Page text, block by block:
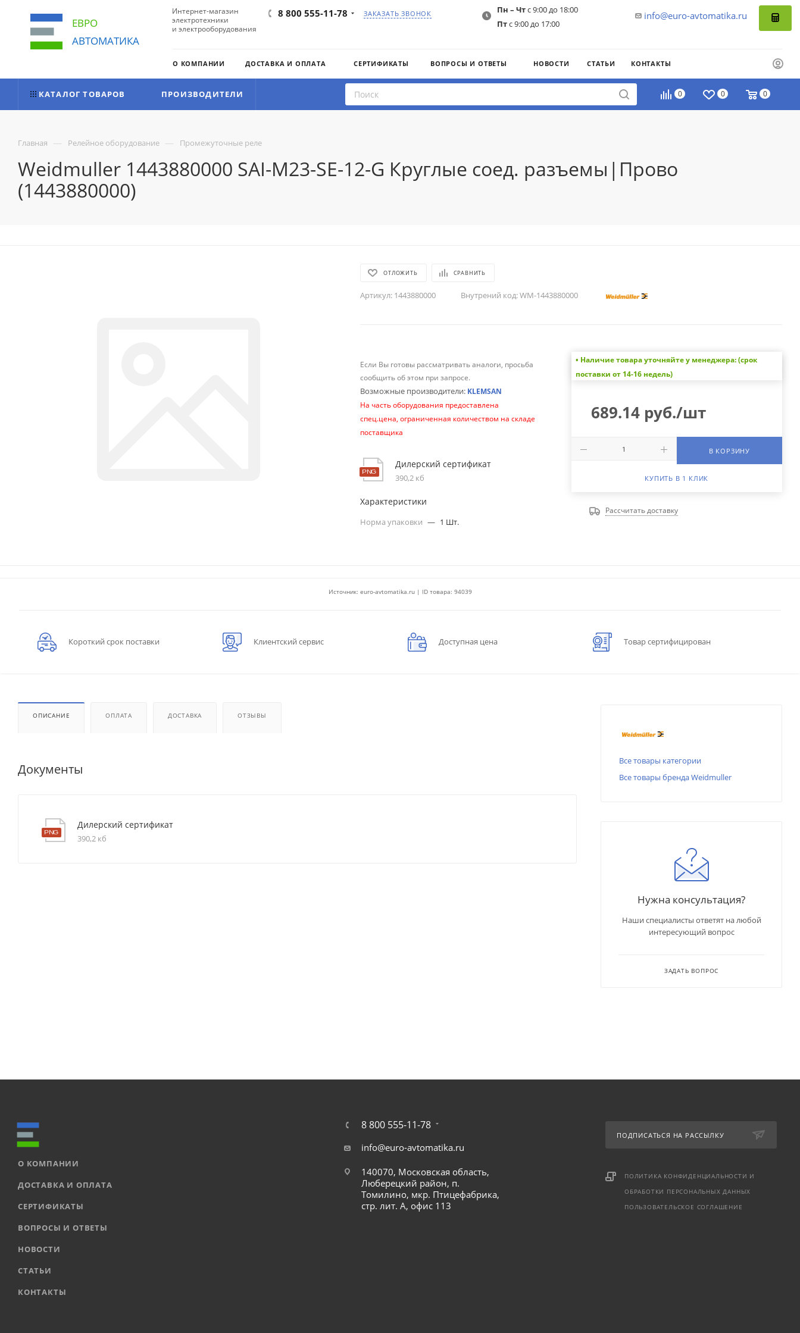
ЕВРО
АВТОМАТИКА
Интернет-магазин
электротехники
и электрооборудования
8 800 555-11-78 ЗАКАЗАТЬ ЗВОНОК info@euro-avtomatika.ru
Пн – Чтс 9:00 до 18:00
Птс 9:00 до 17:00
О КОМПАНИИ ДОСТАВКА И ОПЛАТА СЕРТИФИКАТЫ ВОПРОСЫ И ОТВЕТЫ НОВОСТИ СТАТЬИ КОНТАКТЫ
0 0 0
КАТАЛОГ ТОВАРОВ ПРОИЗВОДИТЕЛИ
Главная — Релейное оборудование — Промежуточные реле
Weidmuller 1443880000 SAI-M23-SE-12-G Круглые соед. разъемы|Прово
(1443880000)
ОТЛОЖИТЬ СРАВНИТЬ
Артикул: 1443880000 Внутрений код:WM-1443880000
Если Вы готовы рассматривать аналоги, просьба
сообщить об этом при запросе.
Возможные производители: KLEMSAN
На часть оборудования предоставлена
спец.цена, ограниченная количеством на складе
поставщика
Дилерский сертификат
390,2 кб
Характеристики
Норма упаковки — 1 Шт.
• Наличие товара уточняйте у менеджера: (срок
поставки от 14-16 недель)
689.14руб./шт
В КОРЗИНУ
КУПИТЬ В 1 КЛИК
Рассчитать доставку
Источник: euro-avtomatika.ru | ID товара: 94039
Короткий срок поставки Клиентский сервис Доступная цена Товар сертифицирован
ОПИСАНИЕ ОПЛАТА ДОСТАВКА ОТЗЫВЫ
Документы
Дилерский сертификат
390,2 кб
Все товары категории
Все товары бренда Weidmuller
Нужна консультация?
Наши специалисты ответят на любой
интересующий вопрос
ЗАДАТЬ ВОПРОС
О КОМПАНИИ
ДОСТАВКА И ОПЛАТА
СЕРТИФИКАТЫ
ВОПРОСЫ И ОТВЕТЫ
НОВОСТИ
СТАТЬИ
КОНТАКТЫ
8 800 555-11-78
info@euro-avtomatika.ru
140070, Московская область,
Люберецкий район, п.
Томилино, мкр. Птицефабрика,
стр. лит. А, офис 113
ПОДПИСАТЬСЯ НА РАССЫЛКУ
ПОЛИТИКА КОНФИДЕНЦИАЛЬНОСТИ И
ОБРАБОТКИ ПЕРСОНАЛЬНЫХ ДАННЫХ
ПОЛЬЗОВАТЕЛЬСКОЕ СОГЛАШЕНИЕ